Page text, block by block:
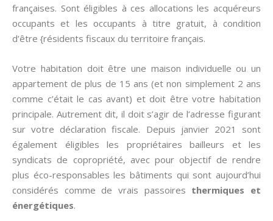
françaises. Sont éligibles à ces allocations les acquéreurs
occupants et les occupants à titre gratuit, à condition
d’être {résidents fiscaux du territoire français.
Votre habitation doit être une maison individuelle ou un
appartement de plus de 15 ans (et non simplement 2 ans
comme c’était le cas avant) et doit être votre habitation
principale. Autrement dit, il doit s’agir de l’adresse figurant
sur votre déclaration fiscale. Depuis janvier 2021 sont
également éligibles les propriétaires bailleurs et les
syndicats de copropriété, avec pour objectif de rendre
plus éco-responsables les bâtiments qui sont aujourd’hui
considérés comme de vrais passoires thermiques et
énergétiques.